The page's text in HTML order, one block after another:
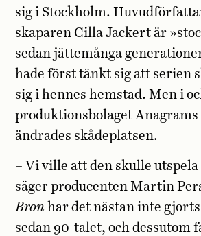
sig i Stockholm.
skaparen Cilla Jackert är
sedan jättemånga
hade först tänkt sig att serien
sig i hennes hemstad. Men i
produktionsbolaget
ändrades skådeplatsen.
– Vi ville att den skulle
säger producenten Martin
Bron har det nästan inte
sedan 90-talet, och dessutom